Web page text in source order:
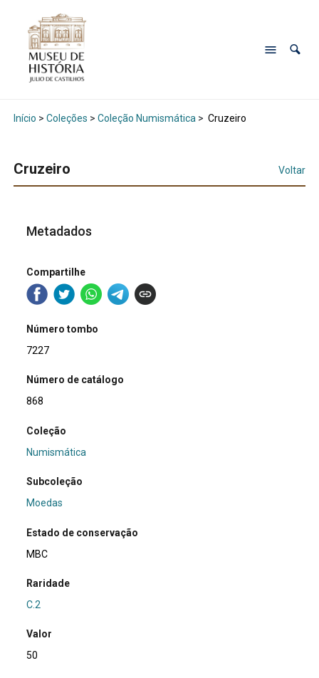
Início > Coleções > Coleção Numismática > Cruzeiro
Cruzeiro Voltar
Metadados
Compartilhe
Número tombo
7227
Número de catálogo
868
Coleção
Numismática
Subcoleção
Moedas
Estado de conservação
MBC
Raridade
C.2
Valor
50